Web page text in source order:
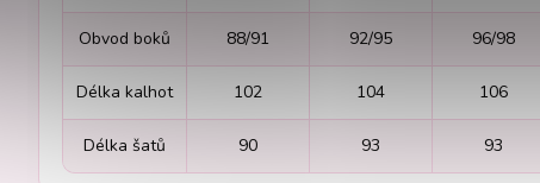
Obvod boků 88/91 92/95 96/98
Délka kalhot 102 104 106
Délka šatů 90 93 93